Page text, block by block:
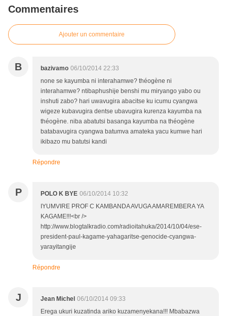
Commentaires
Ajouter un commentaire
B bazivamo 06/10/2014 22:33
none se kayumba ni interahamwe? théogène ni
interahamwe? ntibaphushije benshi mu miryango yabo ou
inshuti zabo? hari uwavugira abacitse ku icumu cyangwa
wigeze kubavugira dentse ubavugira kurenza kayumba na
théogène. niba abatutsi basanga kayumba na théogène
batabavugira cyangwa batumva amateka yacu kumwe hari
ikibazo mu batutsi kandi
Répondre
P POLO K BYE 06/10/2014 10:32
IYUMVIRE PROF C KAMBANDA AVUGA AMAREMBERA YA
KAGAME!!!<br />
http://www.blogtalkradio.com/radioitahuka/2014/10/04/ese-
president-paul-kagame-yahagaritse-genocide-cyangwa-
yarayitangije
Répondre
J Jean Michel 06/10/2014 09:33
Erega ukuri kuzatinda ariko kuzamenyekana!!! Mbabazwa